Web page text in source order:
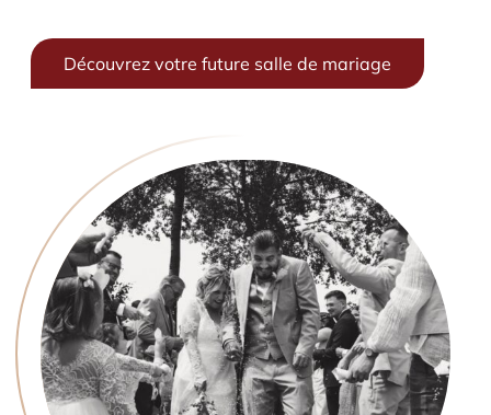
Découvrez votre future salle de mariage